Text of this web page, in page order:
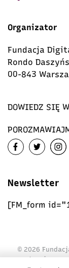
Organizator
Fundacja
Rondo
00-843
DOWIEDZ SIĘ
Newsletter
[FM_form
© 2026
zastrzeżone